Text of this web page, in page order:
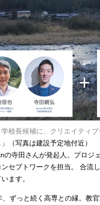
学校長候補に、クリエイティ
」（写真は建設予定地付近）
の寺田さんが発起人。プロジ
セプトワークを担当。 合流
ます。
ずっと続く高専との縁。教